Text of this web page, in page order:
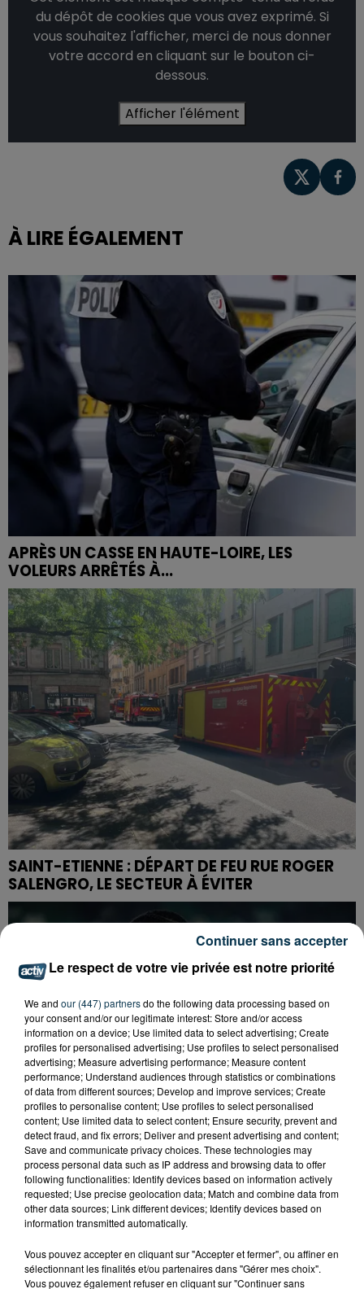
du dépôt de cookies que vous avez exprimé. Si
vous souhaitez l'afficher, merci de nous donner
votre accord en cliquant sur le bouton ci-
dessous.
Afficher l'élément
À LIRE ÉGALEMENT
APRÈS UN CASSE EN HAUTE-LOIRE, LES
VOLEURS ARRÊTÉS À...
SAINT-ETIENNE : DÉPART DE FEU RUE ROGER
SALENGRO, LE SECTEUR À ÉVITER
ASSE : UN COMMUNIQUÉ COMMUN POUR
DEMANDER LE DÉPART DE PIERRE EKWAH
Le respect de votre vie privée est notre priorité
We and our (447) partnersdo the following data processing based on
your consent and/or our legitimate interest: Store and/or access
information on a device; Use limited data to select advertising; Create
profiles for personalised advertising; Use profiles to select personalised
advertising; Measure advertising performance; Measure content
performance; Understand audiences through statistics or combinations
of data from different sources; Develop and improve services; Create
profiles to personalise content; Use profiles to select personalised
content; Use limited data to select content; Ensure security, prevent and
detect fraud, and fix errors; Deliver and present advertising and content;
Save and communicate privacy choices. These technologies may
process personal data such as IP address and browsing data to offer
following functionalities: Identify devices based on information actively
requested; Use precise geolocation data; Match and combine data from
other data sources; Link different devices; Identify devices based on
information transmitted automatically.
Vous pouvez accepter en cliquant sur "Accepter et fermer", ou affiner en
sélectionnant les finalités et/ou partenaires dans "Gérer mes choix".
Vous pouvez également refuser en cliquant sur "Continuer sans
Continuer sans accepter